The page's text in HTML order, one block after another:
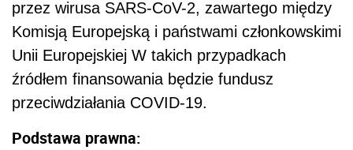
przez wirusa SARS-CoV-2, zawartego między
KomisjąEuropejskąi państwami członkowskimi
Unii Europejskiej W takich przypadkach
źródłem finansowania będzie fundusz
przeciwdziałania COVID-19.
Podstawa prawna: